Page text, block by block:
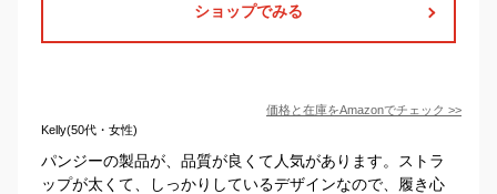
ショップでみる
価格と在庫をAmazonでチェック >>
Kelly(50代・女性)
パンジーの製品が、品質が良くて人気があります。ストラ
ップが太くて、しっかりしているデザインなので、履き心